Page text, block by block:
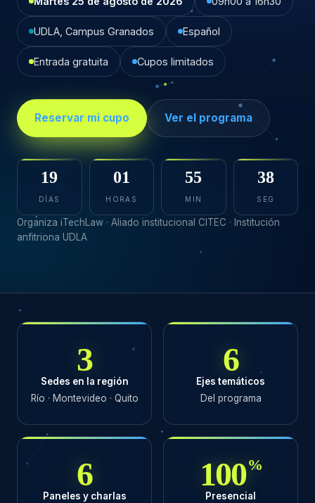
UDLA, Campus Granados Español
Entrada gratuita Cupos limitados
Reservar mi cupo Ver el programa
19
DÍAS
01
HORAS
55
MIN
36
SEG
Organiza iTechLaw · Aliado institucional CITEC · Institución
anfitriona UDLA
3
Sedes en la región
Río · Montevideo · Quito
6
Ejes temáticos
Del programa
6
Paneles y charlas
100%
Presencial